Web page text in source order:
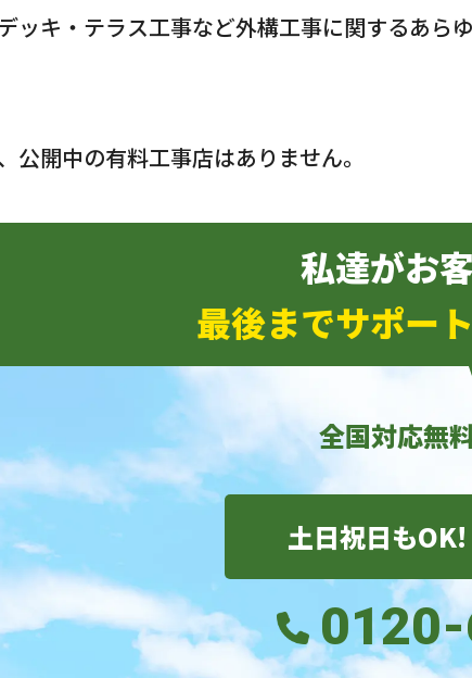
ッキ・テラス工事など外構工事に関するあら
公開中の有料工事店はありません。
私達がお
最後までサポー
全国対応無
土日祝日も